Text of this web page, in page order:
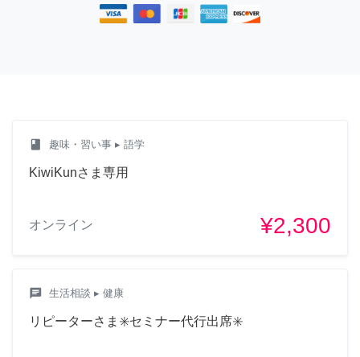
class 趣味・習い事 ▸ 語学
KiwiKunさま専用
オンライン ¥2,300
chat 生活相談 ▸ 健康
リピーターさま✳️セミナー代行出席✳️